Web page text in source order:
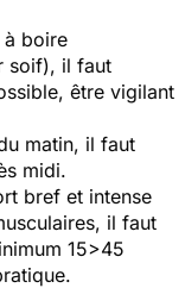
boire
soif), il faut
être vigilant
matin, il faut
midi.
bref et intense
il faut
15>45